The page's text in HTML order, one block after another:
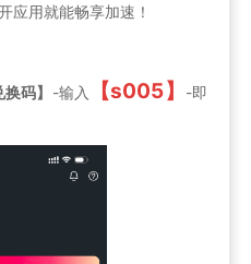
应用就能畅享加速！
换码】 -输入 【s005】
-即